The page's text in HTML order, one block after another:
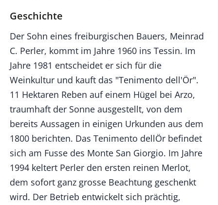
Geschichte
Der Sohn eines freiburgischen Bauers, Meinrad
C. Perler, kommt im Jahre 1960 ins Tessin. Im
Jahre 1981 entscheidet er sich für die
Weinkultur und kauft das "Tenimento dell'Ör".
11 Hektaren Reben auf einem Hügel bei Arzo,
traumhaft der Sonne ausgestellt, von dem
bereits Aussagen in einigen Urkunden aus dem
1800 berichten. Das Tenimento dellÖr befindet
sich am Fusse des Monte San Giorgio. Im Jahre
1994 keltert Perler den ersten reinen Merlot,
dem sofort ganz grosse Beachtung geschenkt
wird. Der Betrieb entwickelt sich prächtig,